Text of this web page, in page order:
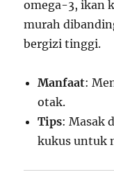
omega-3, ikan
murah
bergizi tinggi.
Manfaat:
otak.
Tips: Masak
kukus untuk